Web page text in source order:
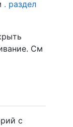
. раздел
См
с